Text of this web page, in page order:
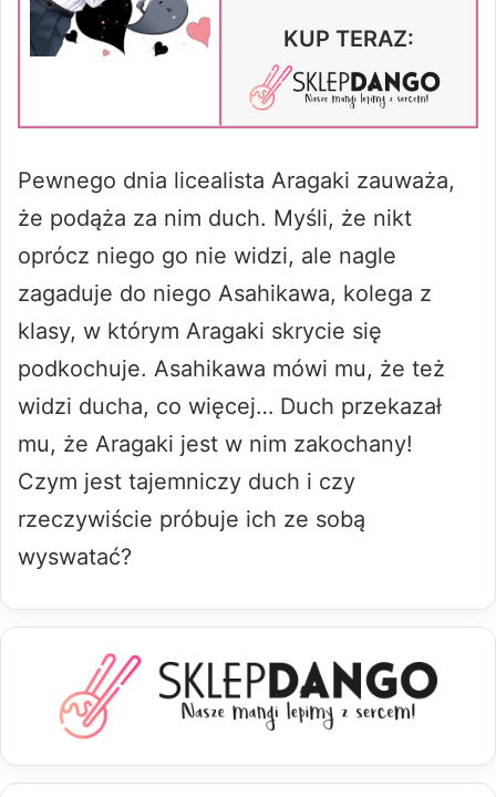
KUP TERAZ:
Pewnego dnia licealista Aragaki zauważa,
że podąża za nim duch. Myśli, że nikt
oprócz niego go nie widzi, ale nagle
zagaduje do niego Asahikawa, kolega z
klasy, w którym Aragaki skrycie się
podkochuje. Asahikawa mówi mu, że też
widzi ducha, co więcej… Duch przekazał
mu, że Aragaki jest w nim zakochany!
Czym jest tajemniczy duch i czy
rzeczywiście próbuje ich ze sobą
wyswatać?